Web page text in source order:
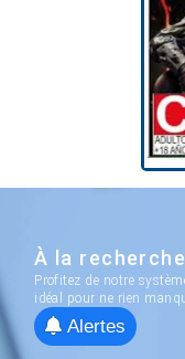
À la
Profitez de notre
idéal pour ne rien
Alertes